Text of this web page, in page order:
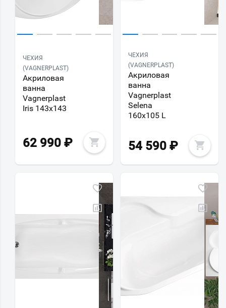
ЧЕХИЯ
(VAGNERPLAST)
Акриловая
ванна
Vagnerplast
Iris 143х143
62 990 ₽
ЧЕХИЯ
(VAGNERPLAST)
Акриловая
ванна
Vagnerplast
Selena
160х105 L
54 590 ₽